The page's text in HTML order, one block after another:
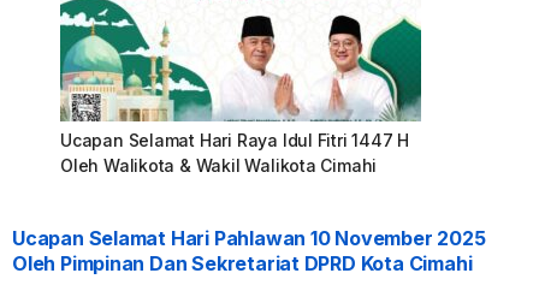
Ucapan Selamat Hari Raya Idul Fitri 1447 H
Oleh Walikota & Wakil Walikota Cimahi
Ucapan Selamat Hari Pahlawan 10 November 2025
Oleh Pimpinan Dan Sekretariat DPRD Kota Cimahi